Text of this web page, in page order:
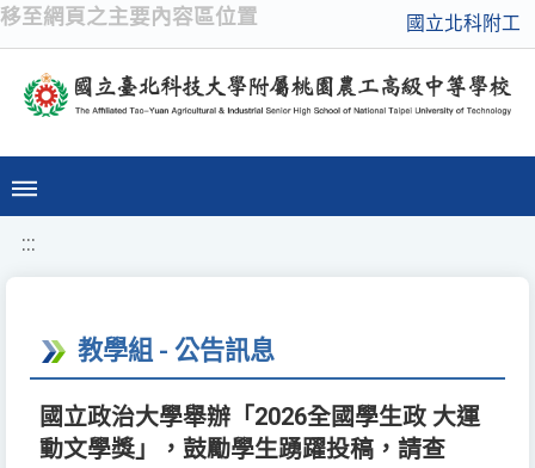
移至網頁之主要內容區位置 國立北科附工
:::
教學組 - 公告訊息
國立政治大學舉辦「2026全國學生政 大運
動文學獎」，鼓勵學生踴躍投稿，請查